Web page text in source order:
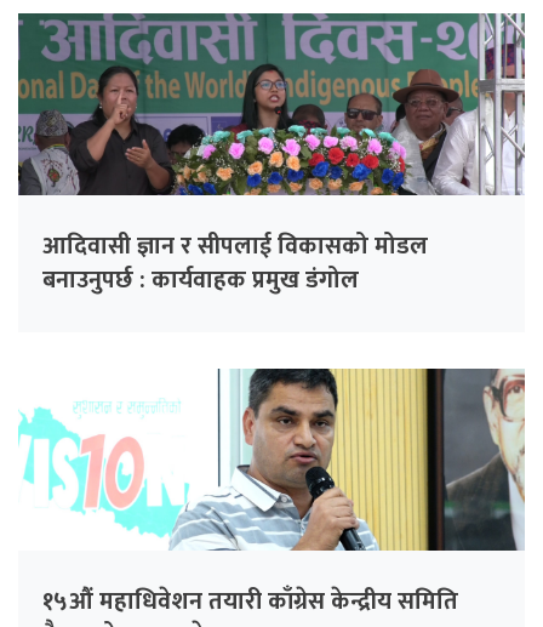
आदिवासी ज्ञान र सीपलाई विकासको मोडल
बनाउनुपर्छ : कार्यवाहक प्रमुख डंगोल
१५औं महाधिवेशन तयारी काँग्रेस केन्द्रीय समिति